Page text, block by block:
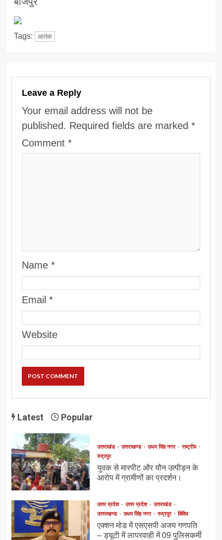
Tags: आतंक
Leave a Reply
Your email address will not be
published. Required fields are marked*
Comment*
Name*
Email*
Website
Latest Popular
उत्तराखंड उत्तराखण्ड उधम सिंह नगर
राष्ट्रीय
रुद्रपुर
युवक से मारपीट और यौन उत्पीड़न के
आरोप में ग्रामीणों का प्रदर्शन।
उत्तर प्रदेश उत्तर प्रदेश
उत्तराखंड
उत्तराखण्ड
उधम सिंह नगर रुद्रपुर विविध
एक्शन मोड में एसएसपी अजय गणपति
– ड्यूटी में लापरवाही में 09 पुलिसकर्मी